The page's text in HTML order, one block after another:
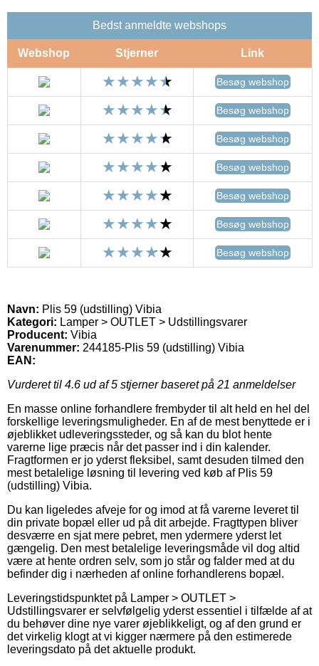
Bedst anmeldte webshops
Webshop Stjerner Link
Besøg webshop
Besøg webshop
Besøg webshop
Besøg webshop
Besøg webshop
Besøg webshop
Besøg webshop
Navn: Plis 59 (udstilling) Vibia
Kategori: Lamper > OUTLET > Udstillingsvarer
Producent: Vibia
Varenummer: 244185-Plis 59 (udstilling) Vibia
EAN:
Vurderet til 4.6 ud af 5 stjerner baseret på 21 anmeldelser
En masse online forhandlere frembyder til alt held en hel del
forskellige leveringsmuligheder. En af de mest benyttede er i
øjeblikket udleveringssteder, og så kan du blot hente
varerne lige præcis når det passer ind i din kalender.
Fragtformen er jo yderst fleksibel, samt desuden tilmed den
mest betalelige løsning til levering ved køb af Plis 59
(udstilling) Vibia.
Du kan ligeledes afveje for og imod at få varerne leveret til
din private bopæl eller ud på dit arbejde. Fragttypen bliver
desværre en sjat mere pebret, men ydermere yderst let
gængelig. Den mest betalelige leveringsmåde vil dog altid
være at hente ordren selv, som jo står og falder med at du
befinder dig i nærheden af online forhandlerens bopæl.
Leveringstidspunktet på Lamper > OUTLET >
Udstillingsvarer er selvfølgelig yderst essentiel i tilfælde af at
du behøver dine nye varer øjeblikkeligt, og af den grund er
det virkelig klogt at vi kigger nærmere på den estimerede
leveringsdato på det aktuelle produkt.